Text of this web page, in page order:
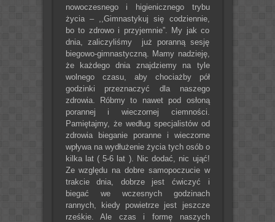
nowoczesnego i higienicznego trybu
życia – ,,Gimnastykuj się codziennie,
bo to zdrowo i przyjemnie”. My jak co
dnia, zaliczyliśmy już poranną sesję
biegowo-gimnastyczną. Mamy nadzieję,
że każdego dnia znajdziemy na tyle
wolnego czasu, aby chociażby pół
godzinki przeznaczyć dla naszego
zdrowia. Róbmy to nawet pod osłoną
porannej i wieczornej ciemności.
Pamiętajmy, że według specjalistów od
zdrowia bieganie poranne i wieczorne
wpływa na wydłużenie życia tych osób o
kilka lat ( 5-6 lat ). Nic dodać, nic ująć!
Ze względu na dobre samopoczucie w
trakcie dnia, dobrze jest ćwiczyć i
biegać we wczesnych godzinach
rannych, kiedy powietrze jest jeszcze
rześkie. Ale czas i formę naszych